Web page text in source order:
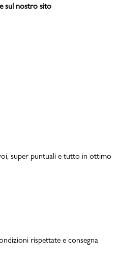
sul nostro sito
super puntuali e tutto in ottimo
rispettate e consegna